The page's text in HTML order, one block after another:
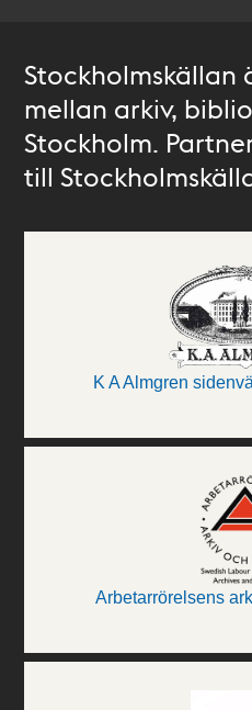
Stockholmskällan
mellan arkiv,
Stockholm.
till
K A Almgren
Arbetarrörelsens